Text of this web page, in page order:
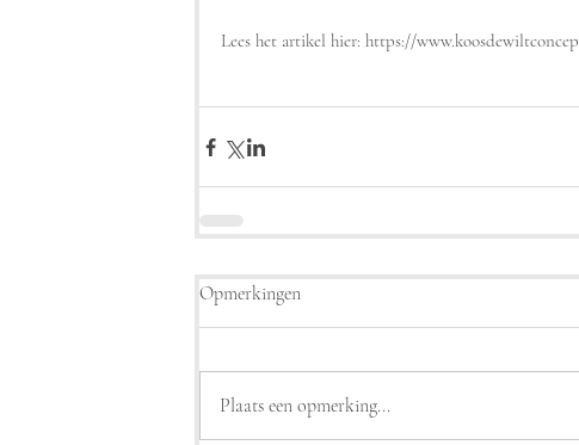
Lees het artikel hier: https://
Opmerkingen
Plaats een opmerking...